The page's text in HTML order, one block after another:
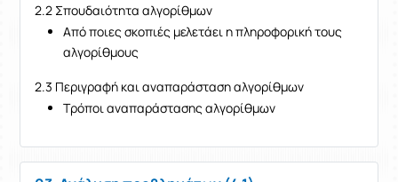
2.2 Σπουδαιότητα αλγορίθμων
Από ποιες σκοπιές μελετάει η πληροφορική τους
αλγορίθμους
2.3 Περιγραφή και αναπαράσταση αλγορίθμων
Τρόποι αναπαράστασης αλγορίθμων